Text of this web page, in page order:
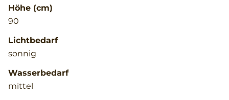
Höhe (cm)
90
Lichtbedarf
sonnig
Wasserbedarf
mittel